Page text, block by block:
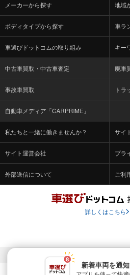
新着車両を通
メーカーから探す 地域
ボディタイプから探す 車ラ
車選びドットコムの取り組み キー
中古車買取・中古車査定 廃車
事故車買取 トラ
自動車メディア「CARPRIME」
私たちと一緒に働きませんか？ サイ
サイト運営会社 プラ
外部送信について ご利
詳しくはこちら
© Fabrica